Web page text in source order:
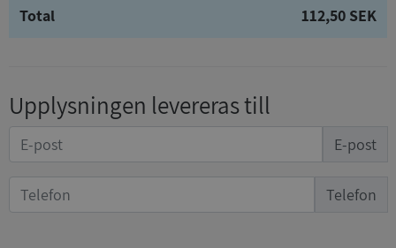
Total 112,50 SEK
Upplysningen levereras till
E-post
Telefon